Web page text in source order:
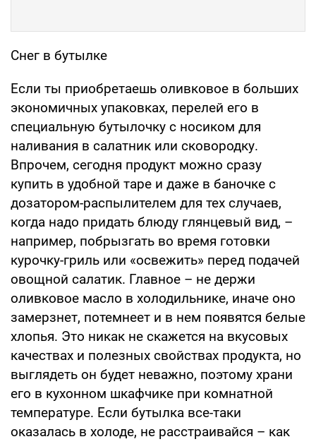
Снег в бутылке
Если ты приобретаешь оливковое в больших
экономичных упаковках, перелей его в
специальную бутылочку с носиком для
наливания в салатник или сковородку.
Впрочем, сегодня продукт можно сразу
купить в удобной таре и даже в баночке с
дозатором-распылителем для тех случаев,
когда надо придать блюду глянцевый вид, –
например, побрызгать во время готовки
курочку-гриль или «освежить» перед подачей
овощной салатик. Главное – не держи
оливковое масло в холодильнике, иначе оно
замерзнет, потемнеет и в нем появятся белые
хлопья. Это никак не скажется на вкусовых
качествах и полезных свойствах продукта, но
выглядеть он будет неважно, поэтому храни
его в кухонном шкафчике при комнатной
температуре. Если бутылка все-таки
оказалась в холоде, не расстраивайся – как